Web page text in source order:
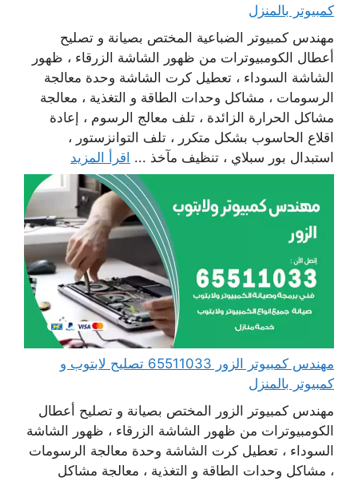
كمبيوتر بالمنزل
مهندس كمبيوتر الضباعية المختص بصيانة و تصليح
أعطال الكومبيوترات من ظهور الشاشة الزرقاء ، ظهور
الشاشة السوداء ، تعطيل كرت الشاشة وحدة معالجة
الرسومات ، مشاكل وحدات الطاقة و التغذية ، معالجة
مشاكل الحرارة الزائدة ، تلف معالج الرسوم ، إعادة
اقلاع الحاسوب بشكل متكرر ، تلف التوانزستور ،
استبدال بور سبلاي ، تنظيف مآخذ ... اقرأ المزيد
مهندس كمبيوتر الزور 65511033 تصليح لابتوب و
كمبيوتر بالمنزل
مهندس كمبيوتر الزور المختص بصيانة و تصليح أعطال
الكومبيوترات من ظهور الشاشة الزرقاء ، ظهور الشاشة
السوداء ، تعطيل كرت الشاشة وحدة معالجة الرسومات
، مشاكل وحدات الطاقة و التغذية ، معالجة مشاكل